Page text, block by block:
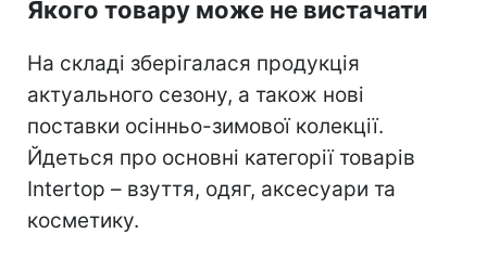
Якого товару може не вистачати
На складі зберігалася продукція
актуального сезону, а також нові
поставки осінньо-зимової колекції.
Йдеться про основні категорії товарів
Intertop – взуття, одяг, аксесуари та
косметику.